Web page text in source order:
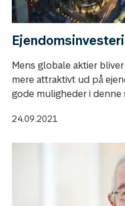
Mens globale aktier
mere attraktivt ud på
gode muligheder i denne
24.09.2021